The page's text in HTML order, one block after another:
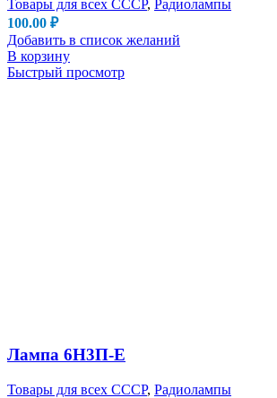
Товары для всех СССР, Радиолампы
100.00 ₽
Добавить в список желаний
В корзину
Быстрый просмотр
Лампа 6Н3П-Е
Товары для всех СССР, Радиолампы